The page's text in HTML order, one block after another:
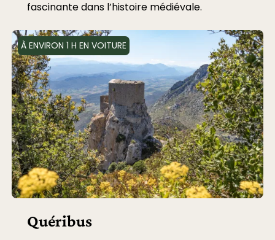
fascinante dans l’histoire médiévale.
À ENVIRON 1 H EN VOITURE
Quéribus